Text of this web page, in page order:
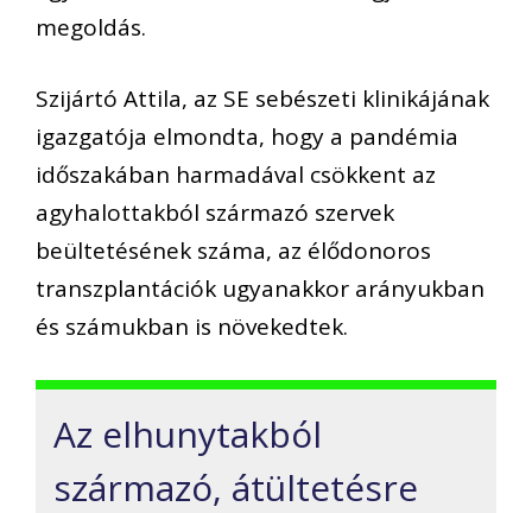
megoldás.
Szijártó Attila, az SE sebészeti klinikájának
igazgatója elmondta, hogy a pandémia
időszakában harmadával csökkent az
agyhalottakból származó szervek
beültetésének száma, az élődonoros
transzplantációk ugyanakkor arányukban
és számukban is növekedtek.
Az elhunytakból
származó, átültetésre